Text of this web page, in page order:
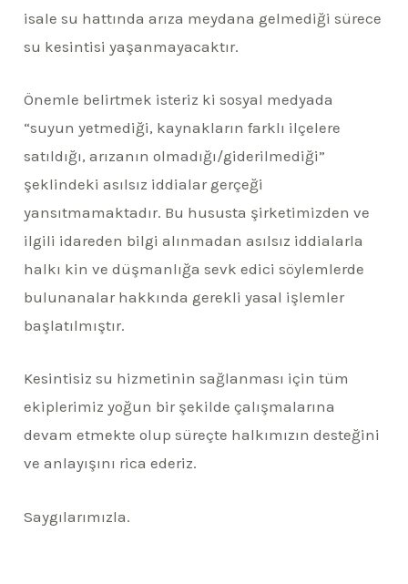
isale su hattında arıza meydana gelmediği sürece
su kesintisi yaşanmayacaktır.
Önemle belirtmek isteriz kisosyal medyada
“suyun yetmediği, kaynakların farklı ilçelere
satıldığı, arızanınolmadığı/giderilmediği”
şeklindeki asılsız iddialar gerçeği
yansıtmamaktadır. Bu hususta şirketimizden ve
ilgili idareden bilgi alınmadan asılsız iddialarla
halkı kin vedüşmanlığasevk edici söylemlerde
bulunanalar hakkında gerekli yasal işlemler
başlatılmıştır.
Kesintisiz su hizmetinin sağlanması için tüm
ekiplerimiz yoğun bir şekilde çalışmalarına
devam etmekte olup süreçte halkımızın desteğini
ve anlayışını rica ederiz.
Saygılarımızla.